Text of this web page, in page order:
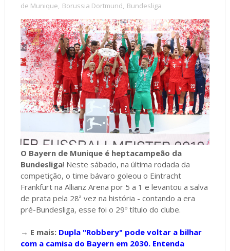
de Munique, Borussia Dortmund, Bundesliga
O Bayern de Munique é heptacampeão da
Bundesliga! Neste sábado, na última rodada da
competição, o time bávaro goleou o Eintracht
Frankfurt na Allianz Arena por 5 a 1 e levantou a salva
de prata pela 28ª vez na história - contando a era
pré-Bundesliga, esse foi o 29º título do clube.
→ E mais: Dupla "Robbery" pode voltar a bilhar
com a camisa do Bayern em 2030. Entenda